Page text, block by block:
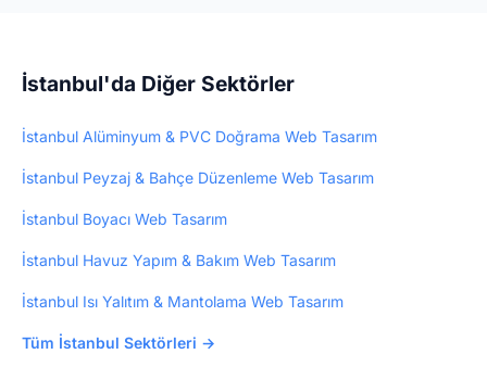
5.000₺ tek seferlik.
İstanbul'da Diğer Sektörler
İstanbul Alüminyum & PVC Doğrama Web Tasarım
İstanbul Peyzaj & Bahçe Düzenleme Web Tasarım
İstanbul Boyacı Web Tasarım
İstanbul Havuz Yapım & Bakım Web Tasarım
İstanbul Isı Yalıtım & Mantolama Web Tasarım
Tüm İstanbul Sektörleri →